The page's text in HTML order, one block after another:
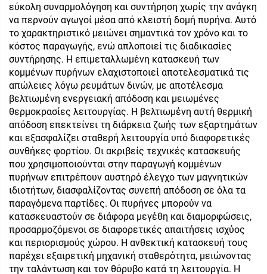
εύκολη συναρμολόγηση και συντήρηση χωρίς την ανάγκη
να περνούν αγωγοί μέσα από κλειστή δομή πυρήνα. Αυτό
το χαρακτηριστικό μειώνει σημαντικά τον χρόνο και το
κόστος παραγωγής, ενώ απλοποιεί τις διαδικασίες
συντήρησης. Η επιμεταλλωμένη κατασκευή των
κομμένων πυρήνων ελαχιστοποιεί αποτελεσματικά τις
απώλειες λόγω ρευμάτων δινών, με αποτέλεσμα
βελτιωμένη ενεργειακή απόδοση και μειωμένες
θερμοκρασίες λειτουργίας. Η βελτιωμένη αυτή θερμική
απόδοση επεκτείνει τη διάρκεια ζωής των εξαρτημάτων
και εξασφαλίζει σταθερή λειτουργία υπό διαφορετικές
συνθήκες φορτίου. Οι ακριβείς τεχνικές κατασκευής
που χρησιμοποιούνται στην παραγωγή κομμένων
πυρήνων επιτρέπουν αυστηρό έλεγχο των μαγνητικών
ιδιοτήτων, διασφαλίζοντας συνεπή απόδοση σε όλα τα
παραγόμενα παρτίδες. Οι πυρήνες μπορούν να
κατασκευαστούν σε διάφορα μεγέθη και διαμορφώσεις,
προσαρμοζόμενοι σε διαφορετικές απαιτήσεις ισχύος
και περιορισμούς χώρου. Η ανθεκτική κατασκευή τους
παρέχει εξαιρετική μηχανική σταθερότητα, μειώνοντας
την ταλάντωση και τον θόρυβο κατά τη λειτουργία. Η